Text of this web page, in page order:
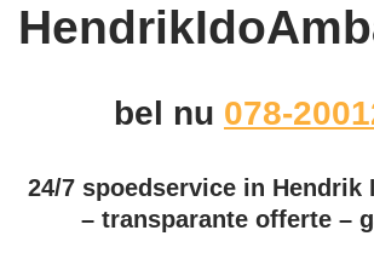
bel nu 078-
24/7 spoedservice in Hendrik
– transparante offerte –